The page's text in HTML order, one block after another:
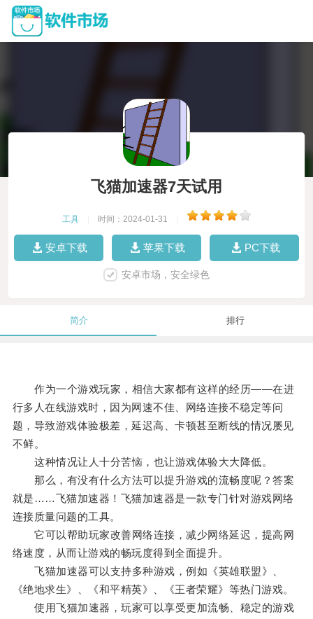
飞猫加速器7天试用
工具 时间：2024-01-31
安卓下载 苹果下载 PC下载
安卓市场，安全绿色
简介 排行
作为一个游戏玩家，相信大家都有这样的经历——在进
行多人在线游戏时，因为网速不佳、网络连接不稳定等问
题，导致游戏体验极差，延迟高、卡顿甚至断线的情况屡见
不鲜。
这种情况让人十分苦恼，也让游戏体验大大降低。
那么，有没有什么方法可以提升游戏的流畅度呢？答案
就是……飞猫加速器！飞猫加速器是一款专门针对游戏网络
连接质量问题的工具。
它可以帮助玩家改善网络连接，减少网络延迟，提高网
络速度，从而让游戏的畅玩度得到全面提升。
飞猫加速器可以支持多种游戏，例如《英雄联盟》、
《绝地求生》、《和平精英》、《王者荣耀》等热门游戏。
使用飞猫加速器，玩家可以享受更加流畅、稳定的游戏